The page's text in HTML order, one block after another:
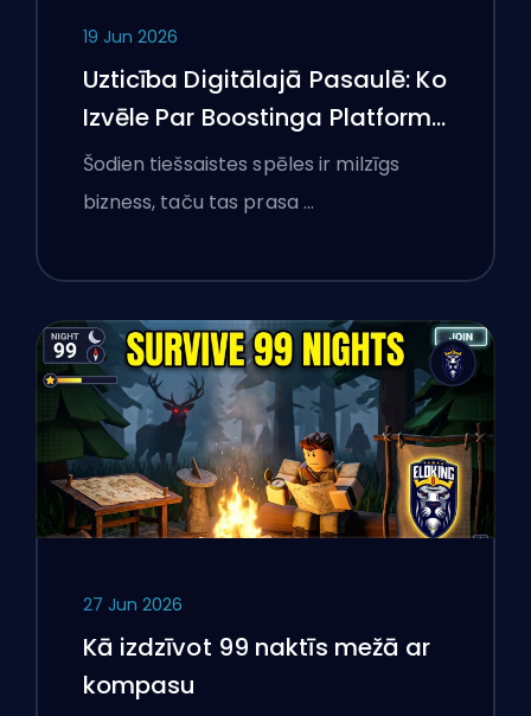
19 Jun 2026
Uzticība Digitālajā Pasaulē: Ko
Izvēle Par Boostinga Platformu
Iemācījusi Polijas Spēlētājiem
Par Tiešsaistes Pakalpojumu
Šodien tiešsaistes spēles ir milzīgs
bizness, taču tas prasa …
27 Jun 2026
Kā izdzīvot 99 naktīs mežā ar
kompasu